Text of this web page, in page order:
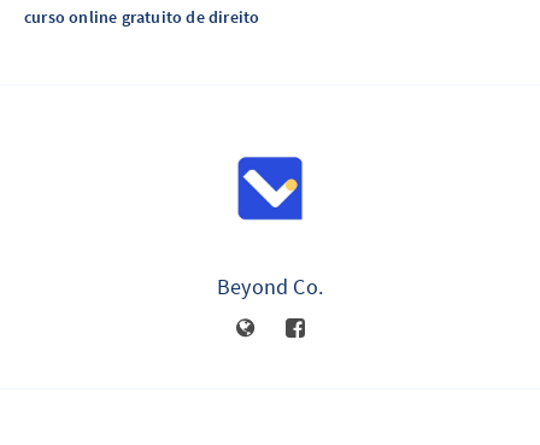
curso online gratuito de direito
Beyond Co.